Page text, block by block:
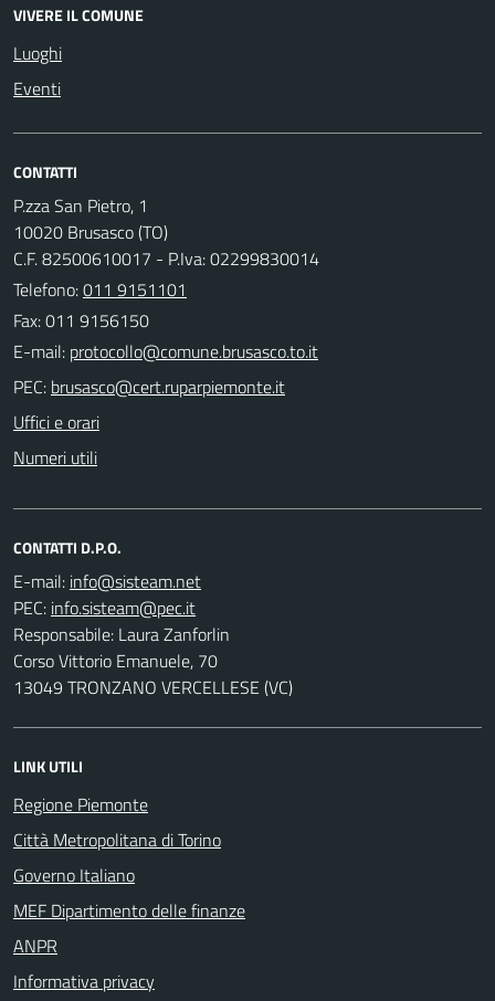
VIVERE IL COMUNE
Luoghi
Eventi
CONTATTI
P.zza San Pietro, 1
10020 Brusasco (TO)
C.F. 82500610017 - P.Iva: 02299830014
Telefono:011 9151101
Fax: 011 9156150
E-mail:
PEC:
Uffici e orari
Numeri utili
CONTATTI D.P.O.
E-mail:
PEC:
Responsabile: Laura Zanforlin
Corso Vittorio Emanuele, 70
13049 TRONZANO VERCELLESE (VC)
LINK UTILI
Regione Piemonte
Città Metropolitana di Torino
Governo Italiano
MEF Dipartimento delle finanze
ANPR
Informativa privacy